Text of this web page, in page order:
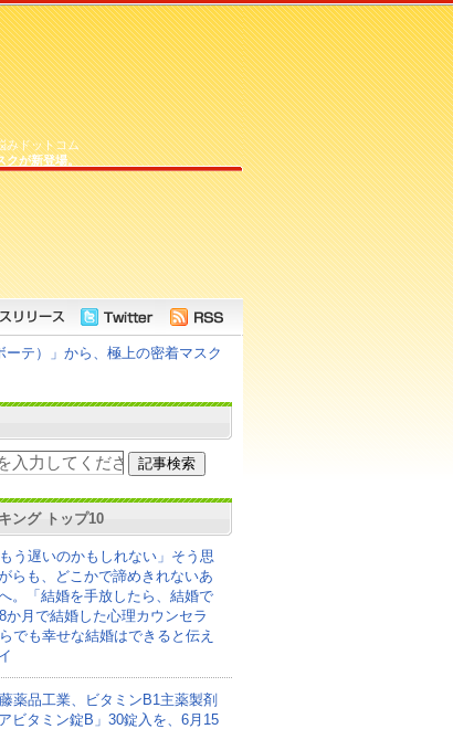
ドットコム
クが新登場。
ーテ）」から、極上の密着マスク
ング トップ10
もう遅いのかもしれない」そう思
らも、どこかで諦めきれないあ
。「結婚を手放したら、結婚で
か月で結婚した心理カウンセラ
でも幸せな結婚はできると伝え
薬品工業、ビタミンB1主薬製剤
アビタミン錠B」30錠入を、6月15